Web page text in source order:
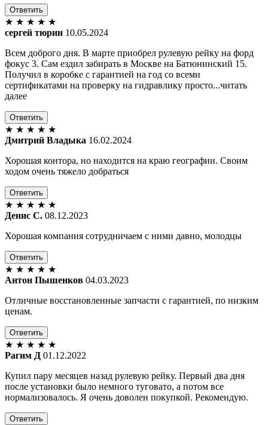
Ответить
★ ★ ★ ★ ★
сергей тюрин 10.05.2024
Всем доброго дня. В марте приобрел рулевую рейку на форд
фокус 3. Сам ездил забирать в Москве на Батюнинский 15.
Получил в коробке с гарантией на год со всеми
сертификатами на проверку на гидравлику просто...читать
далее
Ответить
★ ★ ★ ★ ★
Дмитрий Владыка 16.02.2024
Хорошая контора, но находится на краю географии. Своим
ходом очень тяжело добраться
Ответить
★ ★ ★ ★ ★
Денис С. 08.12.2023
Хорошая компания сотрудничаем с ними давно, молодцы
Ответить
★ ★ ★ ★ ★
Антон Пышенков 04.03.2023
Отличные восстановленные запчасти с гарантией, по низким
ценам.
Ответить
★ ★ ★ ★ ★
Рагим Д 01.12.2022
Купил пару месяцев назад рулевую рейку. Первый два дня
после установки было немного туговато, а потом все
нормализовалось. Я очень доволен покупкой. Рекомендую.
Ответить